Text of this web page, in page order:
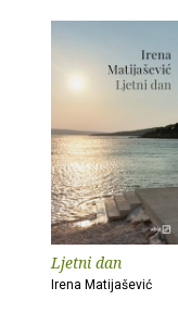
Ljetni dan
Irena Matijašević